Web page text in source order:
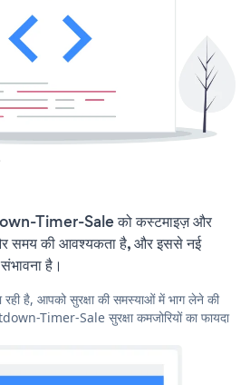
Timer-Sale को कस्टमाइज़ और
समय की आवश्यकता है, और इससे नई
है।
है, आपको सुरक्षा की समस्याओं में भाग लेने की
Timer-Sale सुरक्षा कमजोरियों का फायदा